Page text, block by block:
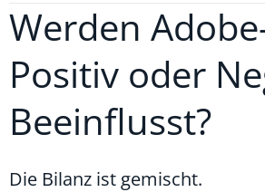
Werden
Positiv oder
Beeinflusst?
Die Bilanz ist gemischt.